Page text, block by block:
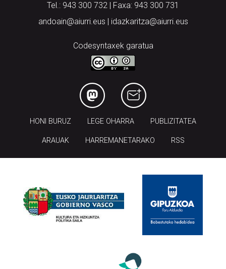
Tel.: 943 300 732 | Faxa: 943 300 731
andoain@aiurri.eus | idazkaritza@aiurri.eus
Codesyntaxek garatua
HONI BURUZ LEGE OHARRA PUBLIZITATEA
ARAUAK HARREMANETARAKO RSS